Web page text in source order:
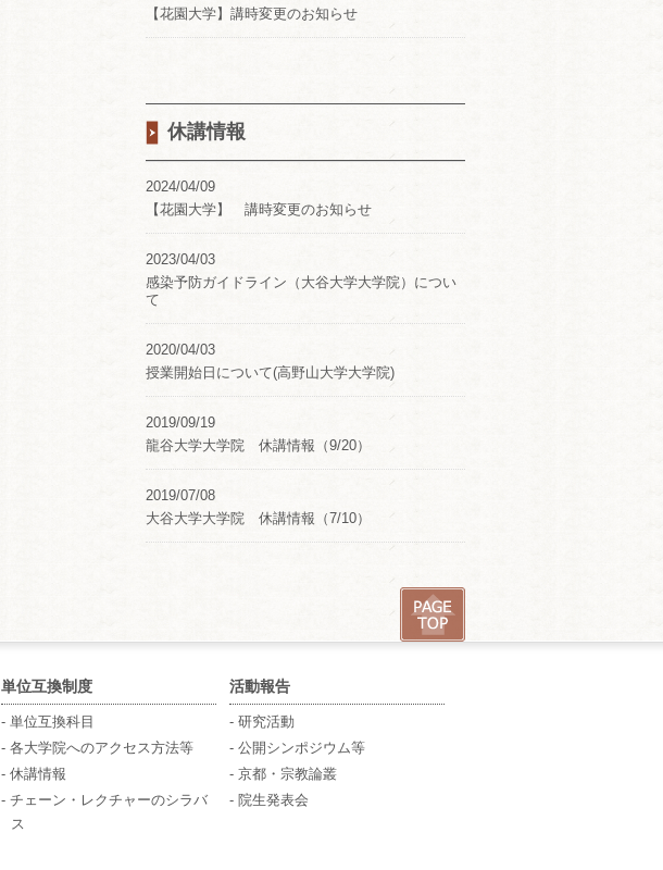
【花園大学】講時変更のお知らせ
休講情報
2024/04/09
【花園大学】 講時変更のお知らせ
2023/04/03
感染予防ガイドライン（大谷大学大学院）につい
て
2020/04/03
授業開始日について(高野山大学大学院)
2019/09/19
龍谷大学大学院 休講情報（9/20）
2019/07/08
大谷大学大学院 休講情報（7/10）
単位互換制度
- 単位互換科目
- 各大学院へのアクセス方法等
- 休講情報
- チェーン・レクチャーのシラバ
ス
活動報告
- 研究活動
- 公開シンポジウム等
- 京都・宗教論叢
- 院生発表会